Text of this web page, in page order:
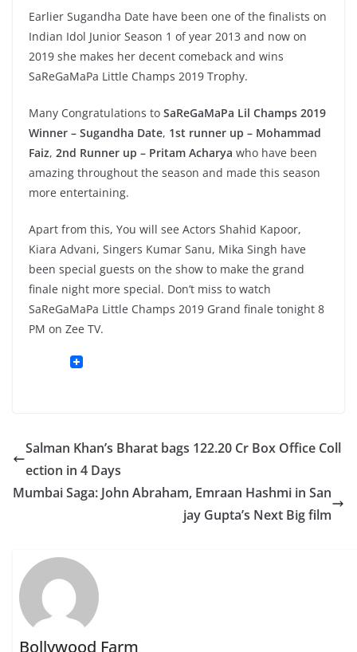
Earlier Sugandha Date have been one of the finalists on
Indian Idol Junior Season 1 of year 2013 and now on
2019 she makes her decent comeback and wins
SaReGaMaPa Little Champs 2019 Trophy.
Many Congratulations to SaReGaMaPa Lil Champs 2019
Winner – Sugandha Date, 1st runner up – Mohammad
Faiz, 2nd Runner up – Pritam Acharya who have been
amazing throughout the season and made this season
more entertaining.
Apart from this, You will see Actors Shahid Kapoor,
Kiara Advani, Singers Kumar Sanu, Mika Singh have
been special guests on the show to make the grand
finale night more special. Don’t miss to watch
SaReGaMaPa Little Champs 2019 Grand finale tonight 8
PM on Zee TV.
Salman Khan’s Bharat bags 122.20 Cr Box Office Coll
ection in 4 Days
Mumbai Saga: John Abraham, Emraan Hashmi in San
jay Gupta’s Next Big film
Bollywood Farm